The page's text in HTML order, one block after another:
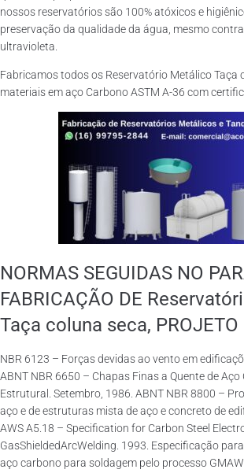
nossos reservatórios são 100% atóxicos e
preservação da qualidade da água, mesmo
ultravioleta.
Fabricamos todos os Reservatório Metálico Taça
materiais em aço Carbono ASTM A-36 com
NORMAS SEGUIDAS NO
FABRICAÇÃO DE
Taça coluna seca, PROJETO
NBR 6123 – Forças devidas ao vento em
ABNT NBR 6650 – Chapas Finas a Quente de
Estrutural. Setembro, 1986. ABNT NBR 8800 –
aço e de estruturas mista de aço e concreto de
AWS A5.18 – Specification for Carbon Steel
GasShieldedArcWelding. 1993. Especificação
aço carbono para soldagem pelo processo